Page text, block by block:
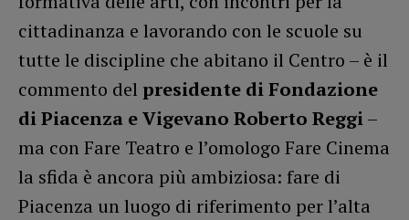
cittadinanza e lavorando con le scuole su
tutte le discipline che abitano il Centro – è il
commento del presidente di Fondazione
di Piacenza e Vigevano Roberto Reggi–
ma con Fare Teatro e l’omologo Fare Cinema
la sfida è ancora più ambiziosa: fare di
Piacenza un luogo di riferimento per l’alta